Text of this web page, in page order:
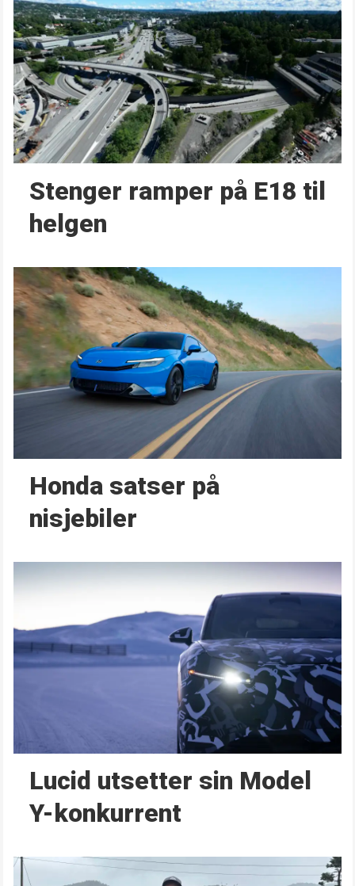
Stenger ramper på E18 til
helgen
Honda satser på
nisjebiler
Lucid utsetter sin Model
Y-konkurrent